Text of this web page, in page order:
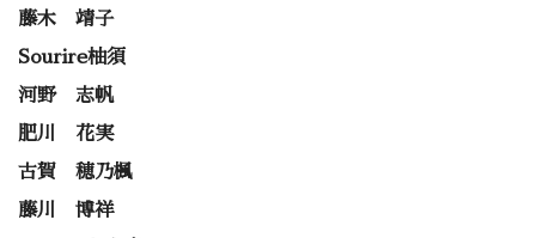
藤木 靖子
Sourire柚須
河野 志帆
肥川 花実
古賀 穂乃楓
藤川 博祥